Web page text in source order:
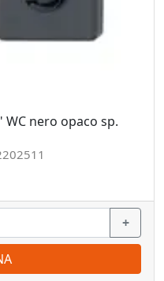
nero opaco sp.
+